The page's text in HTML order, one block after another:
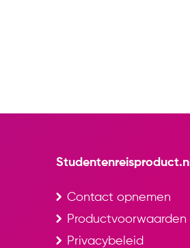
Studentenreisproduct.nl
Contact opnemen
Productvoorwaarden
Privacybeleid